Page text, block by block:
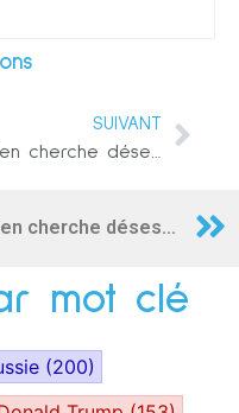
l’objet d’une
que l’avocat
certaines de ces
nombre de ces
SUIVANT
Biden cherche désespérément à cacher la vérité sur l’Ukraine, l’accord avec l’Iran et le Russiagate
mot clé
(200)